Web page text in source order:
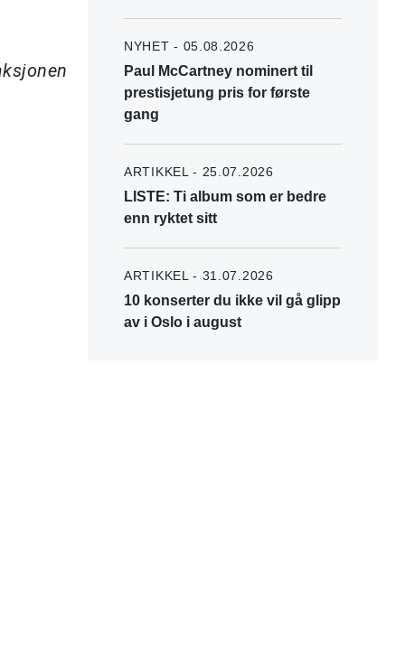
NYHET - 05.08.2026
Paul McCartney nominert til
prestisjetung pris for første
gang
ARTIKKEL - 25.07.2026
LISTE: Ti album som er bedre
enn ryktet sitt
ARTIKKEL - 31.07.2026
10 konserter du ikke vil gå glipp
av i Oslo i august